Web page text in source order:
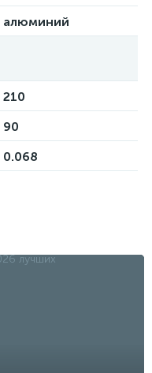
алюминий
210
90
0.068